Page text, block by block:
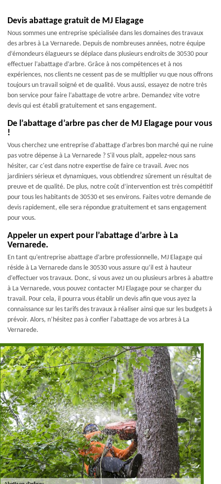
Devis abattage gratuit de MJ Elagage
Nous sommes une entreprise spécialisée dans les domaines des travaux
des arbres à La Vernarede. Depuis de nombreuses années, notre équipe
d’émondeurs élagueurs se déplace dans plusieurs endroits de 30530 pour
effectuer l’abattage d’arbre. Grâce à nos compétences et à nos
expériences, nos clients ne cessent pas de se multiplier vu que nous offrons
toujours un travail soigné et de qualité. Vous aussi, essayez de notre très
bon service pour faire l’abattage de votre arbre. Demandez vite votre
devis qui est établi gratuitement et sans engagement.
De l’abattage d’arbre pas cher de MJ Elagage pour vous
!
Vous cherchez une entreprise d'abattage d'arbres bon marché qui ne ruine
pas votre dépense à La Vernarede ? S'il vous plaît, appelez-nous sans
hésiter, car c'est dans notre expertise de faire ce travail. Avec nos
jardiniers sérieux et dynamiques, vous obtiendrez sûrement un résultat de
preuve et de qualité. De plus, notre coût d’intervention est très compétitif
pour tous les habitants de 30530 et ses environs. Faites votre demande de
devis rapidement, elle sera répondue gratuitement et sans engagement
pour vous.
Appeler un expert pour l’abattage d’arbre à La
Vernarede.
En tant qu’entreprise abattage d’arbre professionnelle, MJ Elagage qui
réside à La Vernarede dans le 30530 vous assure qu’il est à hauteur
d’effectuer vos travaux. Donc, si vous avez un ou plusieurs arbres à abattre
à La Vernarede, vous pouvez contacter MJ Elagage pour se charger du
travail. Pour cela, il pourra vous établir un devis afin que vous ayez la
connaissance sur les tarifs des travaux à réaliser ainsi que sur les budgets à
prévoir. Alors, n’hésitez pas à confier l’abattage de vos arbres à La
Vernarede.